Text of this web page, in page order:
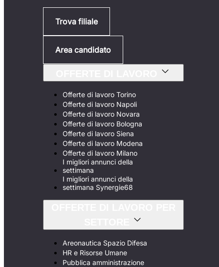
Trova filiale
Area candidato
Offerte di lavoro Torino
Offerte di lavoro Napoli
Offerte di lavoro Novara
Offerte di lavoro Bologna
Offerte di lavoro Siena
Offerte di lavoro Modena
Offerte di lavoro Milano
I migliori annunci della
settimana
I migliori annunci della
settimana Synergie68
Areonautica Spazio Difesa
HR e Risorse Umane
Pubblica amministrazione